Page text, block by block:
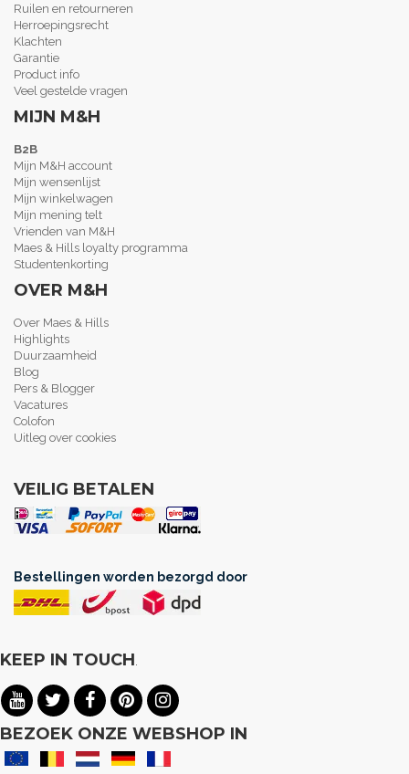
Ruilen en retourneren
Herroepingsrecht
Klachten
Garantie
Product info
Veel gestelde vragen
MIJN M&H
B2B
Mijn M&H account
Mijn wensenlijst
Mijn winkelwagen
Mijn mening telt
Vrienden van M&H
Maes & Hills loyalty programma
Studentenkorting
OVER M&H
Over Maes & Hills
Highlights
Duurzaamheid
Blog
Pers & Blogger
Vacatures
Colofon
Uitleg over cookies
VEILIG BETALEN
Bestellingen worden bezorgd door
KEEP IN TOUCH.
BEZOEK ONZE WEBSHOP IN